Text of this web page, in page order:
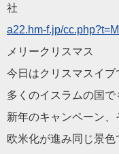
社
a22.hm-f.jp/cc.php?t=M
メリークリスマス
今日はクリスマスイブ
多くのイスラムの国で
新年のキャンペーン
欧米化が進み同じ景色